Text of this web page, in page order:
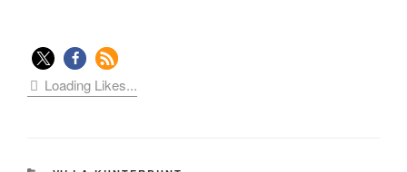
Loading Likes...